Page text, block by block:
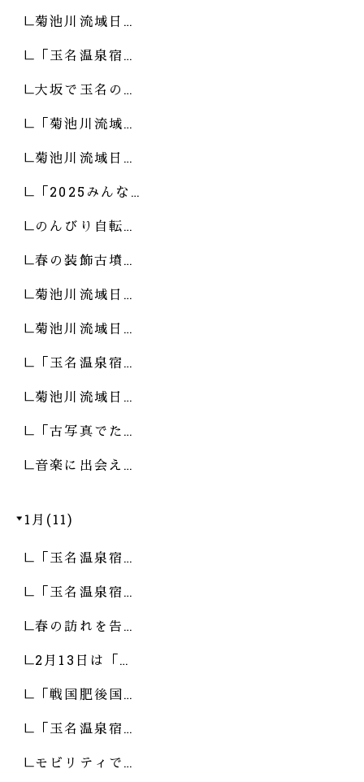
菊池川流域日…
「玉名温泉宿…
大坂で玉名の…
「菊池川流域…
菊池川流域日…
「2025みんな…
のんびり自転…
春の装飾古墳…
菊池川流域日…
菊池川流域日…
「玉名温泉宿…
菊池川流域日…
「古写真でた…
音楽に出会え…
1月(11)
「玉名温泉宿…
「玉名温泉宿…
春の訪れを告…
2月13日は「…
「戦国肥後国…
「玉名温泉宿…
モビリティで…